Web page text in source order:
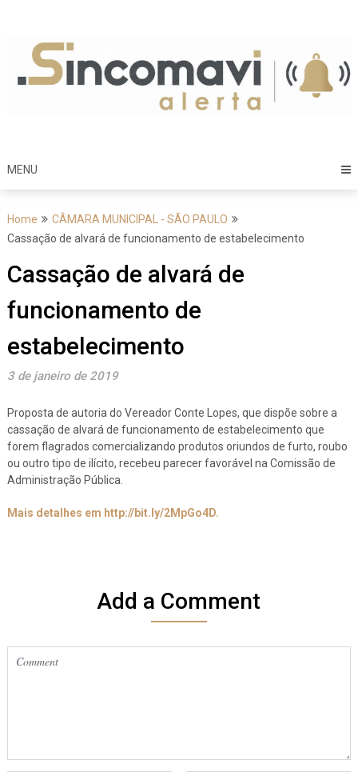
content
MENU
Home
CÂMARA MUNICIPAL - SÃO PAULO
Cassação de alvará de funcionamento de estabelecimento
Cassação de alvará de
funcionamento de
estabelecimento
3 de janeiro de 2019
Proposta de autoria do Vereador Conte Lopes, que dispõe sobre a
cassação de alvará de funcionamento de estabelecimento que
forem flagrados comercializando produtos oriundos de furto, roubo
ou outro tipo de ilícito, recebeu parecer favorável na Comissão de
Administração Pública.
Mais detalhes em http://bit.ly/2MpGo4D.
Add a Comment